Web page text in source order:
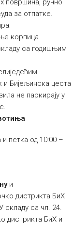
површина, ручно
за отпатке.
корпица
са годишњим
и Бијељинска цеста
не паркирају у
петка од 10:00 –
и
дистрикта БиХ
складу са чл. 24.
дистрикта БиХ и